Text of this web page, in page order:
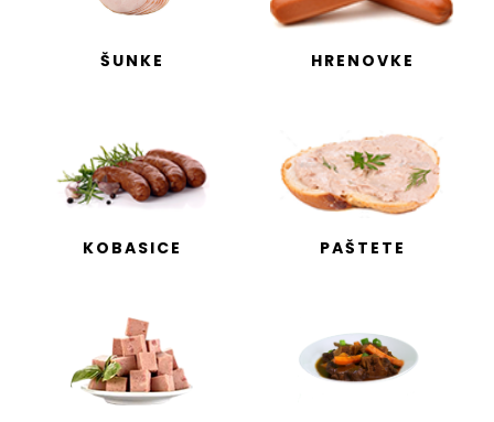
ŠUNKE HRENOVKE
KOBASICE PAŠTETE